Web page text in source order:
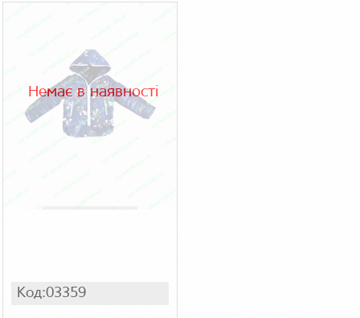
Немає в наявності
Код:03359